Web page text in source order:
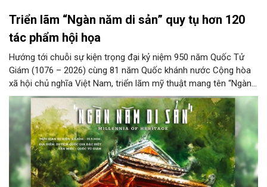
Triển lãm “Ngàn năm di sản” quy tụ hơn 120
tác phẩm hội họa
Hướng tới chuỗi sự kiện trọng đại kỷ niệm 950 năm Quốc Tử
Giám (1076 – 2026) cùng 81 năm Quốc khánh nước Cộng hòa
xã hội chủ nghĩa Việt Nam, triển lãm mỹ thuật mang tên “Ngàn
năm di sản” sẽ chính thức khai mạc vào ngày 8/8 tại Nhà Thái
Học, Di tích Quốc gia đặc biệt Văn Miếu – Quốc Tử Giám. Sự
kiện kéo dài đến ngày 25/9/2026 hứa hẹn trở thành điểm đến
văn hóa đầy sức hút, góp phần làm phong phú đời sống nghệ
thuật của Thủ đô trong mùa thu này.